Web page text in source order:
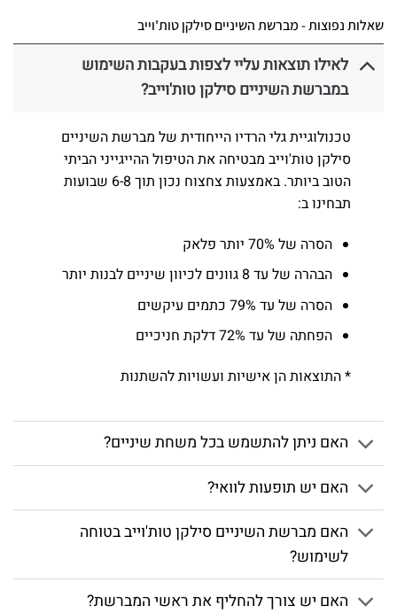
שאלות נפוצות - מברשת השיניים סילקן טות'וייב
לאילו תוצאות עליי לצפות בעקבות השימוש
במברשת השיניים סילקן טות'וייב?
טכנולוגיית גלי הרדיו הייחודית של מברשת השיניים
סילקן טות'וייב מבטיחה את הטיפול ההייגייני הביתי
הטוב ביותר. באמצעות צחצוח נכון תוך 6-8 שבועות
תבחינו ב:
הסרה של 70% יותר פלאק
הבהרה של עד 8 גוונים לכיוון שיניים לבנות יותר
הסרה של עד 79% כתמים עיקשים
הפחתה של עד 72% דלקת חניכיים
* התוצאות הן אישיות ועשויות להשתנות
האם ניתן להתשמש בכל משחת שיניים?
האם יש תופעות לוואי?
האם מברשת השיניים סילקן טות'וייב בטוחה
לשימוש?
האם יש צורך להחליף את ראשי המברשת?